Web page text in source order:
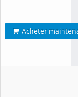
Acheter